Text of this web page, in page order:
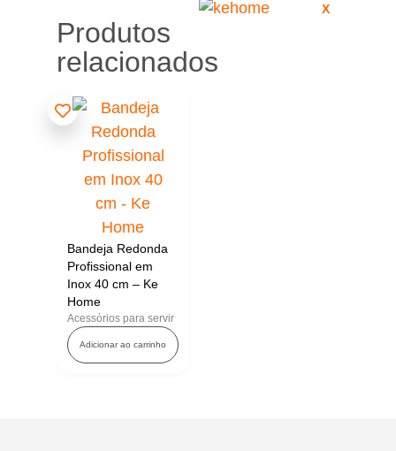
X
Produtos
relacionados
Bandeja Redonda
Profissional em
Inox 40 cm – Ke
Home
Acessórios para servir
Adicionar ao carrinho